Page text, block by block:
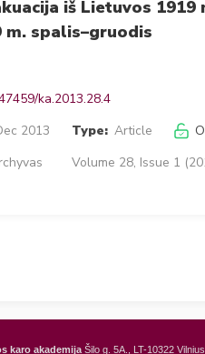
iš Lietuvos
m. spalis–gruodis
ka.2013.28.4
2013 Type: Article
Volume 28, Issue 1
karo akademija Šilo g. 5A., LT-10322